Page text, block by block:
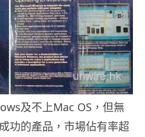
及不上Mac OS，但無
功的產品，市場佔有率超